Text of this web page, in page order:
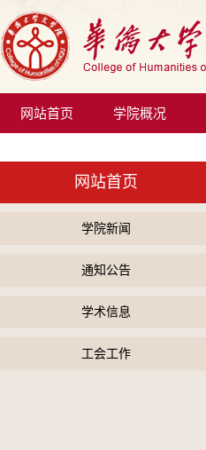
网站首页 学院概况
网站首页
学院新闻
通知公告
学术信息
工会工作